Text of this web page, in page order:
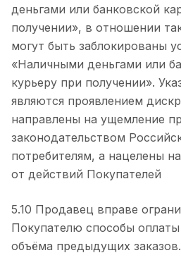
деньгами или банковской
получении», в отношении
могут быть заблокированы
«Наличными деньгами или
курьеру при получении».
являются проявлением
направлены на ущемление
законодательством
потребителям, а нацелены
от действий Покупателей
5.10 Продавец вправе
Покупателю способы
объёма предыдущих заказов.